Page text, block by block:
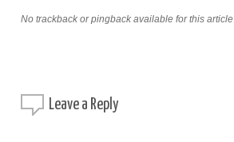
No trackback or pingback available for this article
Leave a Reply